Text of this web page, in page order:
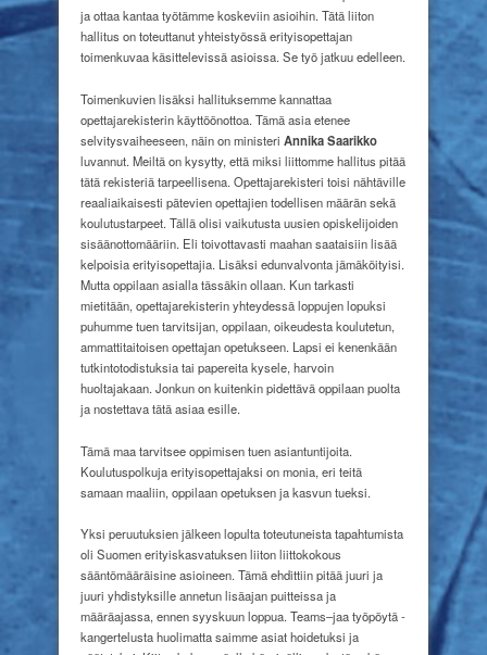
ja ottaa kantaa työtämme koskeviin asioihin. Tätä liiton
hallitus on toteuttanut yhteistyössä erityisopettajan
toimenkuvaa käsittelevissä asioissa. Se työ jatkuu edelleen.
Toimenkuvien lisäksi hallituksemme kannattaa
opettajarekisterin käyttöönottoa. Tämä asia etenee
selvitysvaiheeseen, näin on ministeri Annika Saarikko
luvannut. Meiltä on kysytty, että miksi liittomme hallitus pitää
tätä rekisteriä tarpeellisena. Opettajarekisteri toisi nähtäville
reaaliaikaisesti pätevien opettajien todellisen määrän sekä
koulutustarpeet. Tällä olisi vaikutusta uusien opiskelijoiden
sisäänottomääriin. Eli toivottavasti maahan saataisiin lisää
kelpoisia erityisopettajia. Lisäksi edunvalvonta jämäköityisi.
Mutta oppilaan asialla tässäkin ollaan. Kun tarkasti
mietitään, opettajarekisterin yhteydessä loppujen lopuksi
puhumme tuen tarvitsijan, oppilaan, oikeudesta koulutetun,
ammattitaitoisen opettajan opetukseen. Lapsi ei kenenkään
tutkintotodistuksia tai papereita kysele, harvoin
huoltajakaan. Jonkun on kuitenkin pidettävä oppilaan puolta
ja nostettava tätä asiaa esille.
Tämä maa tarvitsee oppimisen tuen asiantuntijoita.
Koulutuspolkuja erityisopettajaksi on monia, eri teitä
samaan maaliin, oppilaan opetuksen ja kasvun tueksi.
Yksi peruutuksien jälkeen lopulta toteutuneista tapahtumista
oli Suomen erityiskasvatuksen liiton liittokokous
sääntömääräisine asioineen. Tämä ehdittiin pitää juuri ja
juuri yhdistyksille annetun lisäajan puitteissa ja
määräajassa, ennen syyskuun loppua. Teams–jaa työpöytä -
kangertelusta huolimatta saimme asiat hoidetuksi ja